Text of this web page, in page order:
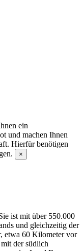
ein
und machen Ihnen
Hierfür benötigen
×
ist mit über 550.000
und gleichzeitig der
etwa 60 Kilometer vor
der südlich